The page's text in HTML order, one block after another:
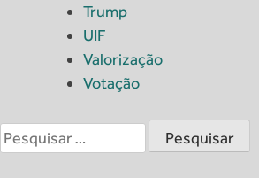
Trump
UIF
Valorização
Votação
Pesquisar
por: